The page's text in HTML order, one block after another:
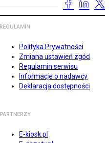
REGULAMIN
Polityka Prywatności
Zmiana ustawień zgód
Regulamin serwisu
Informacje o nadawcy
Deklaracja dostępności
PARTNERZY
E-kiosk.pl